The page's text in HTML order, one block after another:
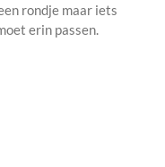
rondje maar iets
erin passen.